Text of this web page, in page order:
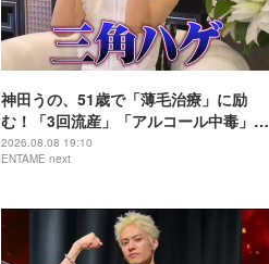
神田うの、51歳で「薄毛治療」に励
む！「3回流産」「アルコール中毒」自
身の過去を赤裸々告白
2026.08.08 19:10
ENTAME next